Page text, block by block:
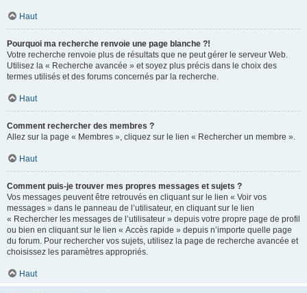
Haut
Pourquoi ma recherche renvoie une page blanche ?!
Votre recherche renvoie plus de résultats que ne peut gérer le serveur Web.
Utilisez la « Recherche avancée » et soyez plus précis dans le choix des
termes utilisés et des forums concernés par la recherche.
Haut
Comment rechercher des membres ?
Allez sur la page « Membres », cliquez sur le lien « Rechercher un membre ».
Haut
Comment puis-je trouver mes propres messages et sujets ?
Vos messages peuvent être retrouvés en cliquant sur le lien « Voir vos
messages » dans le panneau de l’utilisateur, en cliquant sur le lien
« Rechercher les messages de l’utilisateur » depuis votre propre page de profil
ou bien en cliquant sur le lien « Accès rapide » depuis n’importe quelle page
du forum. Pour rechercher vos sujets, utilisez la page de recherche avancée et
choisissez les paramètres appropriés.
Haut